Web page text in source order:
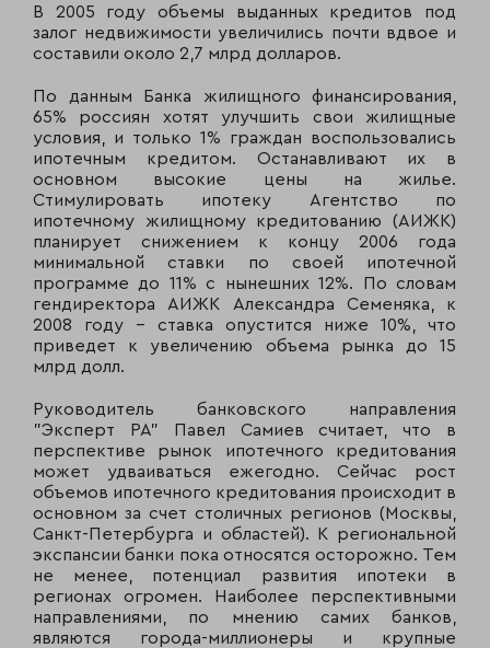
В 2005 году объемы выданных кредитов под
залог недвижимости увеличились почти вдвое и
составили около 2,7 млрд долларов.
По данным Банка жилищного финансирования,
65% россиян хотят улучшить свои жилищные
условия, и только 1% граждан воспользовались
ипотечным кредитом. Останавливают их в
основном высокие цены на жилье.
Стимулировать ипотеку Агентство по
ипотечному жилищному кредитованию (АИЖК)
планирует снижением к концу 2006 года
минимальной ставки по своей ипотечной
программе до 11% с нынешних 12%. По словам
гендиректора АИЖК Александра Семеняка, к
2008 году - ставка опустится ниже 10%, что
приведет к увеличению объема рынка до 15
млрд долл.
Руководитель банковского направления
"Эксперт РА" Павел Самиев считает, что в
перспективе рынок ипотечного кредитования
может удваиваться ежегодно. Сейчас рост
объемов ипотечного кредитования происходит в
основном за счет столичных регионов (Москвы,
Санкт-Петербурга и областей). К региональной
экспансии банки пока относятся осторожно. Тем
не менее, потенциал развития ипотеки в
регионах огромен. Наиболее перспективными
направлениями, по мнению самих банков,
являются города-миллионеры и крупные